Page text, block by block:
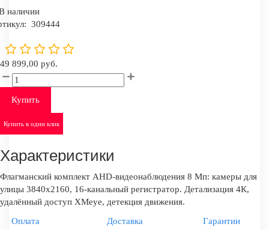
наличии
309444
49 899,00 руб.
Купить
Купить в один клик
Характеристики
Флагманский комплект AHD-видеонаблюдения 8 Мп: камеры для
улицы 3840х2160, 16-канальный регистратор. Детализация 4К,
удалённый доступ XMeye, детекция движения.
Оплата
Доставка
Гарантии